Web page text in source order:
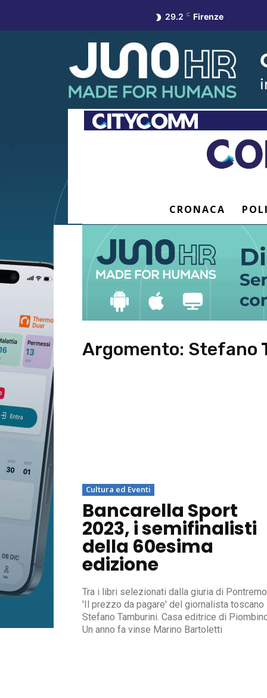
29.2 C Firenze
CRONACA
Argomento: Stefano
Cultura ed Eventi
Bancarella Sport
2023, i semifinalisti
della 60esima
edizione
Tra i libri selezionati dalla giuria di
'Il prezzo da pagare' del giornalista toscano
Stefano Tamburini. Casa editrice di
Un anno fa vinse Marino Bartoletti